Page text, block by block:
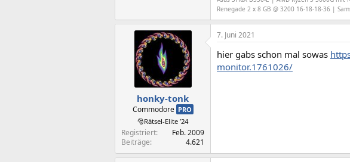
Renegade 2 x 8 GB @ 3200 16-18-18-36 |
honky-tonk
Commodore PRO
🎅Rätsel-Elite ’24
Registriert
Feb. 2009
Beiträge
4.621
7. Juni 2021
hier gabs schon mal sowas
monitor.1761026/